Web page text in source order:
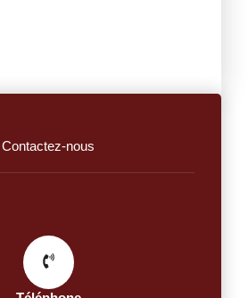
Contactez-nous